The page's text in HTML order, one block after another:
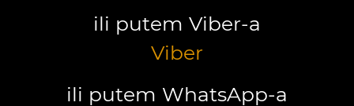
ili putem Viber-a
Viber
ili putem WhatsApp-a